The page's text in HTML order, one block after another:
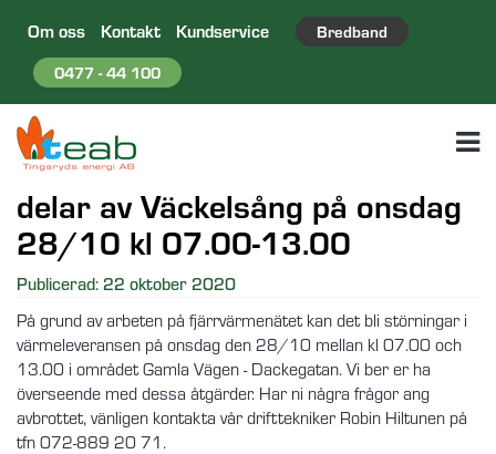
Om oss Kontakt Kundservice
Bredband
0477 - 44 100
Avbrott i värmeleveransen i
delar av Väckelsång på onsdag
28/10 kl 07.00-13.00
Publicerad: 22 oktober 2020
På grund av arbeten på fjärrvärmenätet kan det bli störningar i
värmeleveransen på onsdag den 28/10 mellan kl 07.00 och
13.00 i området Gamla Vägen - Dackegatan. Vi ber er ha
överseende med dessa åtgärder. Har ni några frågor ang
avbrottet, vänligen kontakta vår drifttekniker Robin Hiltunen på
tfn 072-889 20 71.